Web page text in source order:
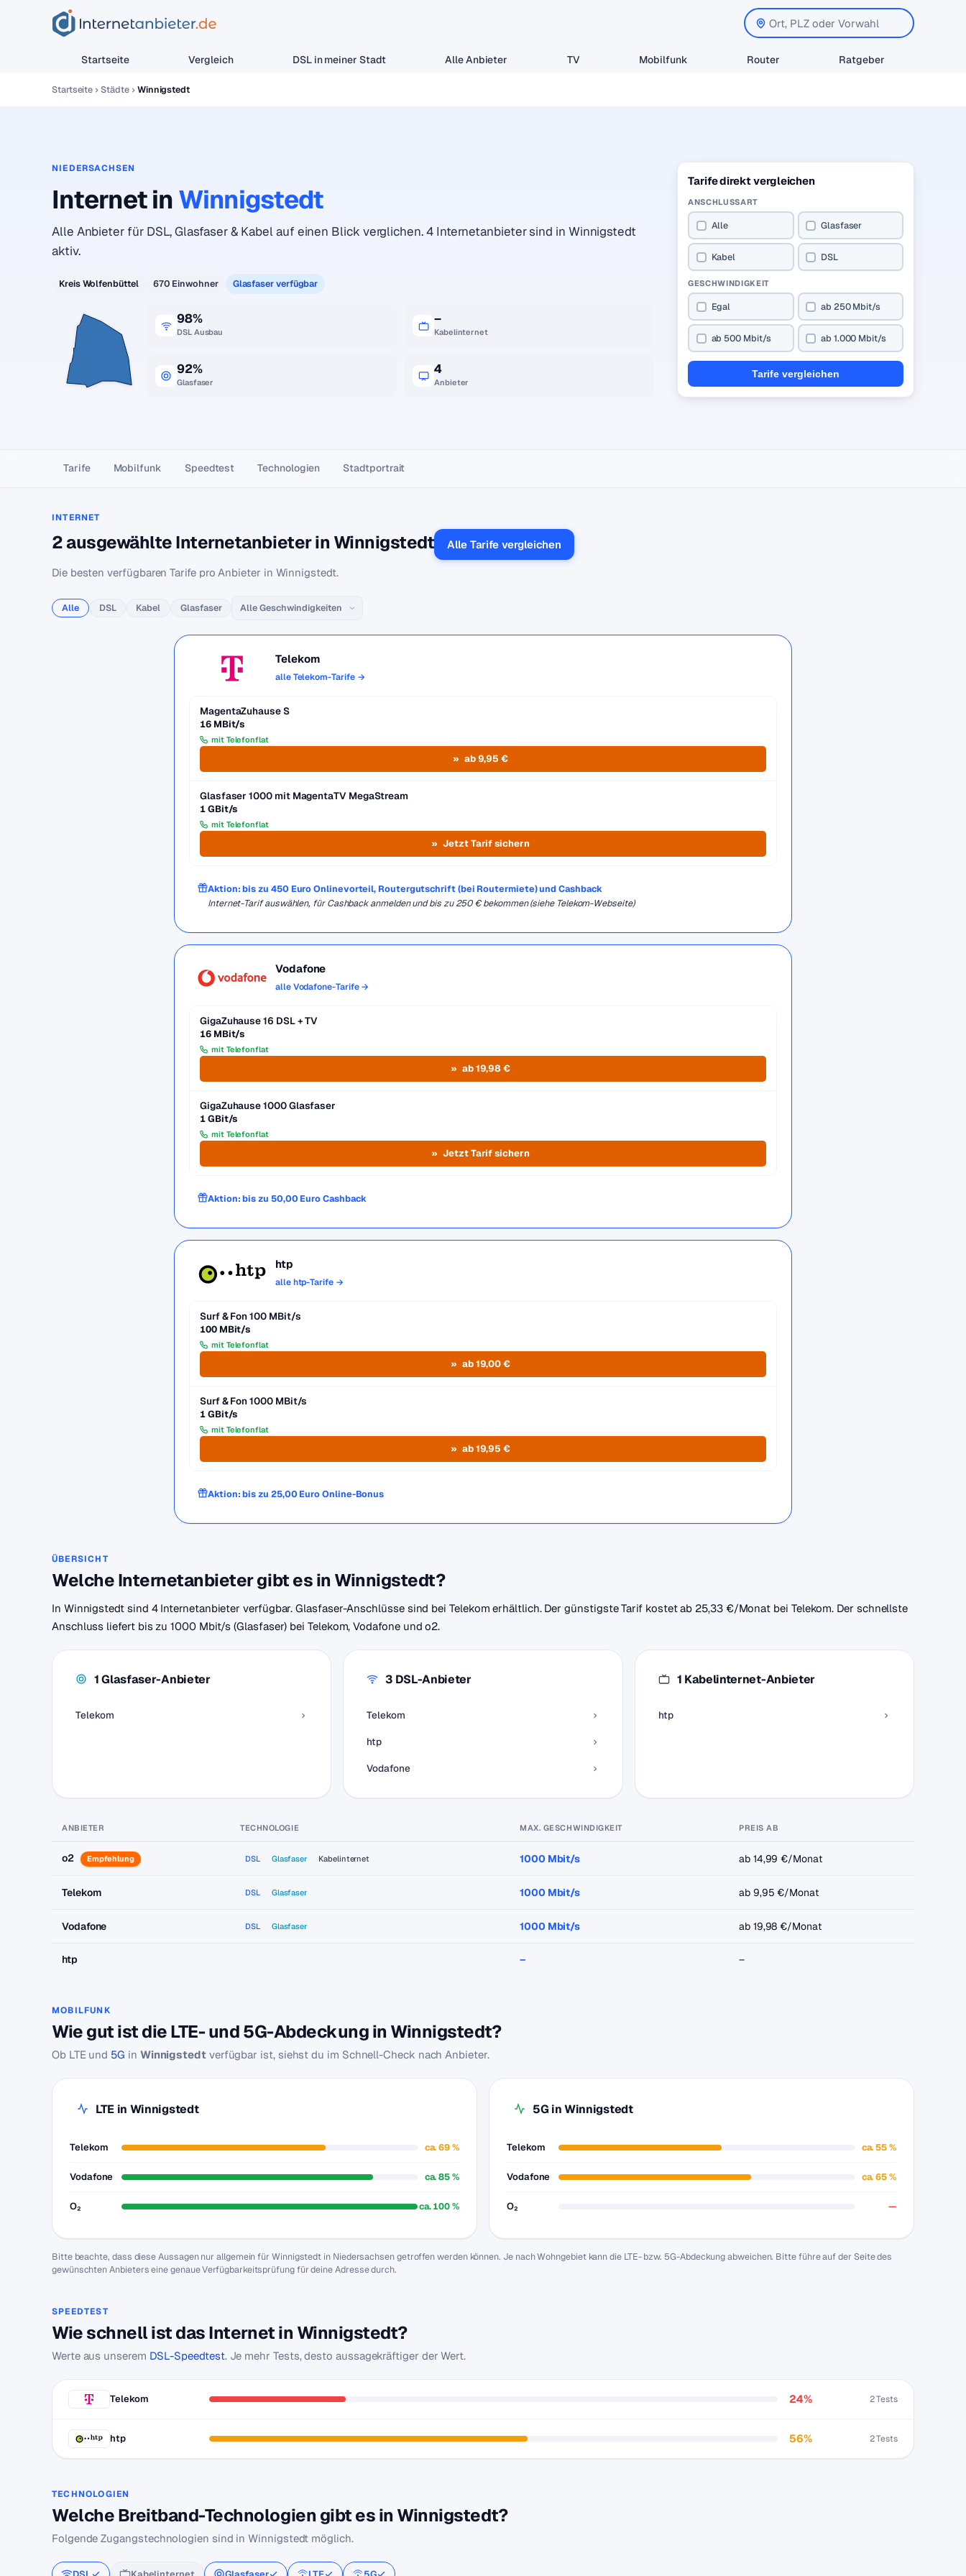
Startseite Vergleich DSL in meiner Stadt Alle Anbieter TV Mobilfunk Router Ratgeber
Startseite Städte Winnigstedt
NIEDERSACHSEN
Internet in Winnigstedt
Alle Anbieter für DSL, Glasfaser & Kabel auf einen Blick verglichen. 4 Internetanbieter sind in Winnigstedt
aktiv.
Kreis Wolfenbüttel 670 Einwohner Glasfaser verfügbar
98%
DSL Ausbau
–
Kabelinternet
92%
Glasfaser
4
Anbieter
Tarife direkt vergleichen
ANSCHLUSSART
Alle Glasfaser
Kabel DSL
GESCHWINDIGKEIT
Egal ab 250 Mbit/s
ab 500 Mbit/s ab 1.000 Mbit/s
Tarife vergleichen
Tarife Mobilfunk Speedtest Technologien Stadtportrait
INTERNET
2 ausgewählte Internetanbieter in Winnigstedt Alle Tarife vergleichen
Die besten verfügbaren Tarife pro Anbieter in Winnigstedt.
Alle DSL Kabel Glasfaser
Telekom
alle Telekom-Tarife →
MagentaZuhause S
16 MBit/s
mit Telefonflat
ab 9,95 €
Glasfaser 1000 mit MagentaTV MegaStream
1 GBit/s
mit Telefonflat
Jetzt Tarif sichern
Aktion: bis zu 450 Euro Onlinevorteil, Routergutschrift (bei Routermiete) und Cashback
Internet-Tarif auswählen, für Cashback anmelden und bis zu 250 € bekommen (siehe Telekom-Webseite)
Vodafone
alle Vodafone-Tarife →
GigaZuhause 16 DSL + TV
16 MBit/s
mit Telefonflat
ab 19,98 €
GigaZuhause 1000 Glasfaser
1 GBit/s
mit Telefonflat
Jetzt Tarif sichern
Aktion: bis zu 50,00 Euro Cashback
htp
alle htp-Tarife →
Surf & Fon 100 MBit/s
100 MBit/s
mit Telefonflat
ab 19,00 €
Surf & Fon 1000 MBit/s
1 GBit/s
mit Telefonflat
ab 19,95 €
Aktion: bis zu 25,00 Euro Online-Bonus
ÜBERSICHT
Welche Internetanbieter gibt es in Winnigstedt?
In Winnigstedt sind 4 Internetanbieter verfügbar. Glasfaser-Anschlüsse sind bei Telekom erhältlich. Der günstigste Tarif kostet ab 25,33 €/Monat bei Telekom. Der schnellste
Anschluss liefert bis zu 1000 Mbit/s (Glasfaser) bei Telekom, Vodafone und o2.
1 Glasfaser-Anbieter
Telekom
3 DSL-Anbieter
Telekom
htp
Vodafone
1 Kabelinternet-Anbieter
htp
ANBIETER TECHNOLOGIE MAX. GESCHWINDIGKEIT PREIS AB
o2 Empfehlung DSL Glasfaser Kabelinternet 1000 Mbit/s ab 14,99 €/Monat
Telekom DSL Glasfaser 1000 Mbit/s ab 9,95 €/Monat
Vodafone DSL Glasfaser 1000 Mbit/s ab 19,98 €/Monat
htp – –
MOBILFUNK
Wie gut ist die LTE- und 5G-Abdeckung in Winnigstedt?
Ob LTE und 5G in Winnigstedtverfügbar ist, siehst du im Schnell-Check nach Anbieter.
LTE in Winnigstedt
Telekom ca. 69 %
Vodafone ca. 85 %
O₂ ca. 100 %
5G in Winnigstedt
Telekom ca. 55 %
Vodafone ca. 65 %
O₂ —
Bitte beachte, dass diese Aussagen nur allgemein für Winnigstedt in Niedersachsen getroffen werden können. Je nach Wohngebiet kann die LTE- bzw. 5G-Abdeckung abweichen. Bitte führe auf der Seite des
gewünschten Anbieters eine genaue Verfügbarkeitsprüfung für deine Adresse durch.
SPEEDTEST
Wie schnell ist das Internet in Winnigstedt?
Werte aus unserem DSL-Speedtest. Je mehr Tests, desto aussagekräftiger der Wert.
Telekom 24% 2 Tests
htp 56% 2 Tests
TECHNOLOGIEN
Welche Breitband-Technologien gibt es in Winnigstedt?
Folgende Zugangstechnologien sind in Winnigstedt möglich.